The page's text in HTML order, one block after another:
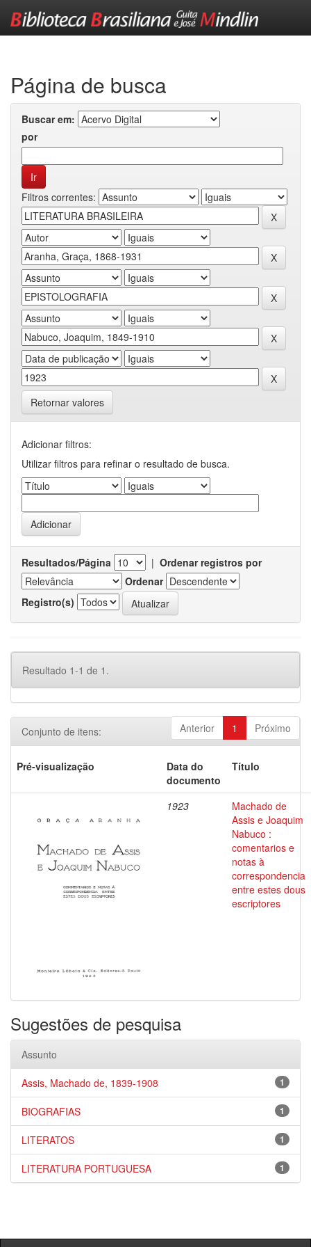
Página de busca
Buscar em:
por
Filtros correntes:
Retornar valores
Adicionar filtros:
Utilizar filtros para refinar o resultado de busca.
Resultados/Página | Ordenar registros por
Ordenar
Registro(s)
Resultado 1-1 de 1.
Anterior 1 Próximo
Conjunto de itens:
Pré-visualização
Data do
documento
Título
1923
Machado de
Assis e Joaquim
Nabuco :
comentarios e
notas à
correspondencia
entre estes dous
escriptores
Sugestões de pesquisa
Assunto
1
Assis, Machado de, 1839-1908
1
BIOGRAFIAS
1
LITERATOS
1
LITERATURA PORTUGUESA